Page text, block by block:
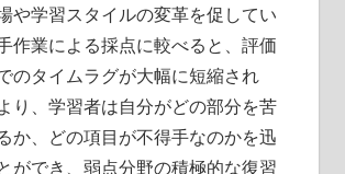
や学習スタイルの変革を促してい
作業による採点に較べると、評価
のタイムラグが大幅に短縮され
り、学習者は自分がどの部分を苦
か、どの項目が不得手なのかを迅
ができ、弱点分野の積極的な復習